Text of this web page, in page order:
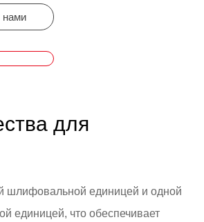
нами
для
шлифовальной единицей и одной
единицей, что обеспечивает